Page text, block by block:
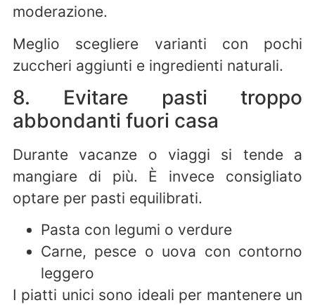
moderazione.
Meglio scegliere varianti con pochi
zuccheri aggiunti e ingredienti naturali.
8. Evitare pasti troppo
abbondanti fuori casa
Durante vacanze o viaggi si tende a
mangiare di più. È invece consigliato
optare per pasti equilibrati.
Pasta con legumi o verdure
Carne, pesce o uova con contorno
leggero
I piatti unici sono ideali per mantenere un